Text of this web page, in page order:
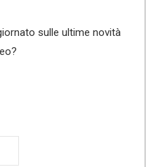
sulle ultime novità